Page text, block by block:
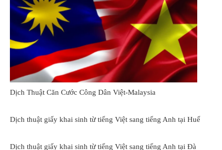
Dịch Thuật Căn Cước Công Dân Việt-Malaysia
Dịch thuật giấy khai sinh từ tiếng Việt sang tiếng Anh tại Huế
Dịch thuật giấy khai sinh từ tiếng Việt sang tiếng Anh tại Đà